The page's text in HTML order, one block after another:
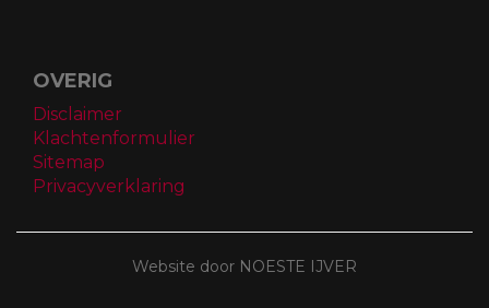
OVERIG
Disclaimer
Klachtenformulier
Sitemap
Privacyverklaring
Website door NOESTE IJVER